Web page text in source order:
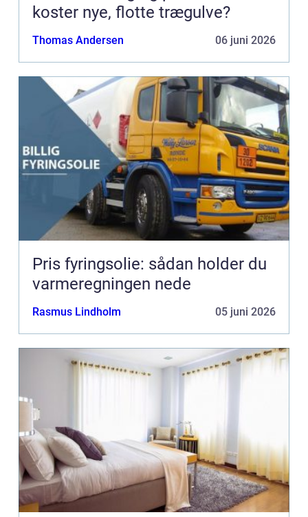
koster nye, flotte trægulve?
Thomas Andersen 06 juni 2026
Pris fyringsolie: sådan holder du
varmeregningen nede
Rasmus Lindholm 05 juni 2026